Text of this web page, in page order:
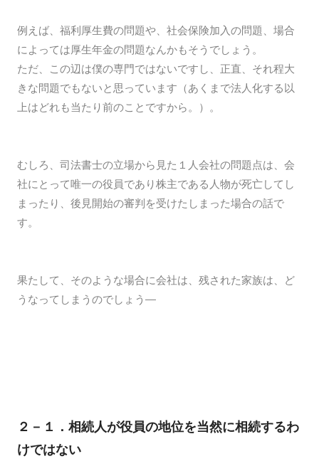
例えば、福利厚生費の問題や、社会保険加入の問題、場合
によっては厚生年金の問題なんかもそうでしょう。
ただ、この辺は僕の専門ではないですし、正直、それ程大
きな問題でもないと思っています（あくまで法人化する以
上はどれも当たり前のことですから。）。
むしろ、司法書士の立場から見た１人会社の問題点は、会
社にとって唯一の役員であり株主である人物が死亡してし
まったり、後見開始の審判を受けたしまった場合の話で
す。
果たして、そのような場合に会社は、残された家族は、ど
うなってしまうのでしょう―
２－１．相続人が役員の地位を当然に相続するわ
けではない